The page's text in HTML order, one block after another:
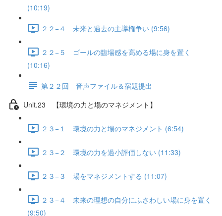
(10:19)
２２−４ 未来と過去の主導権争い (9:56)
２２−５ ゴールの臨場感を高める場に身を置く
(10:16)
第２２回 音声ファイル＆宿題提出
Unit.23 【環境の力と場のマネジメント】
２３−１ 環境の力と場のマネジメント (6:54)
２３−２ 環境の力を過小評価しない (11:33)
２３−３ 場をマネジメントする (11:07)
２３−４ 未来の理想の自分にふさわしい場に身を置く
(9:50)